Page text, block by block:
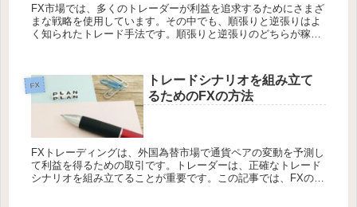
FX市場では、多くのトレーダーが利益を追求するためにさまざ
まな戦略を使用しています。その中でも、順張りと逆張りはよ
く知られたトレード手法です。順張りと逆張りのどちらが稼ぎ
FX
トレードシナリオを組み立て
るためのFXの方法
FXトレーディングは、外国為替市場で通貨ペアの変動を予測し
て利益を得るための取引です。トレーダーは、正確なトレード
シナリオを組み立てることが重要です。この記事では、FXのト